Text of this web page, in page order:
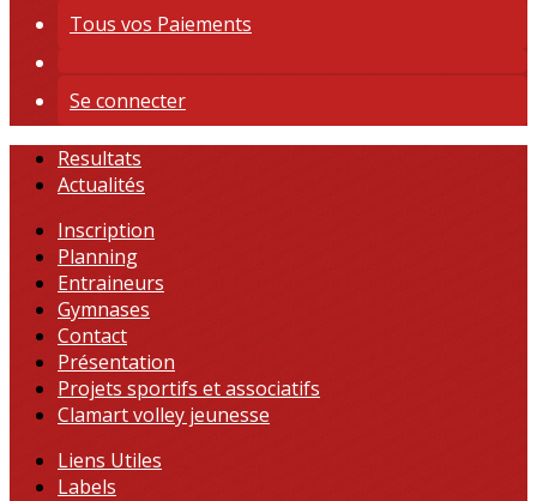
Tous vos Paiements
Se connecter
Resultats
Actualités
Inscription
Planning
Entraineurs
Gymnases
Contact
Présentation
Projets sportifs et associatifs
Clamart volley jeunesse
Liens Utiles
Labels